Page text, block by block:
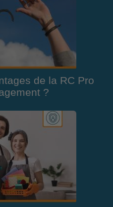
de la RC Pro
?